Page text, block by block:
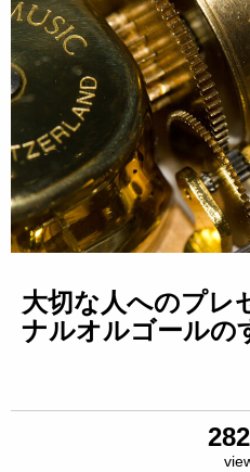
大切な人へのプレ
ナルオルゴールの